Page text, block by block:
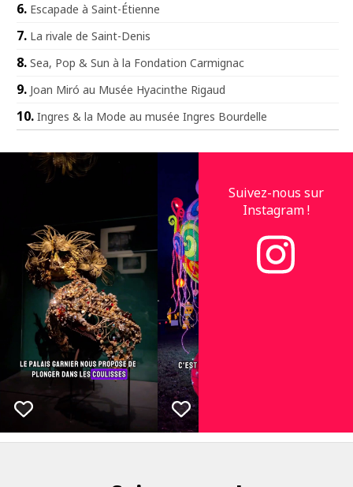
Escapade à Saint-Étienne
La rivale de Saint-Denis
Sea, Pop & Sun à la Fondation Carmignac
Joan Miró au Musée Hyacinthe Rigaud
Ingres & la Mode au musée Ingres Bourdelle
Suivez-nous sur
Instagram !